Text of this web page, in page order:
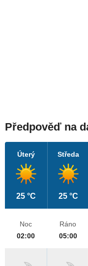
Předpověď na
Úterý
25 °C
Středa
25 °C
Noc
02:00
Ráno
05:00